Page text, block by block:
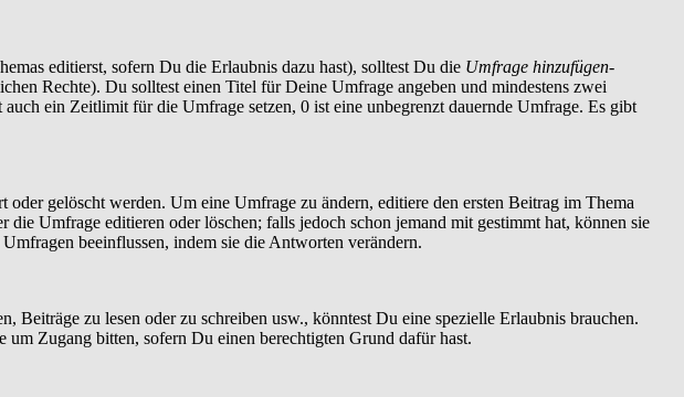
editierst, sofern Du die Erlaubnis dazu hast), solltest Du die Umfrage hinzufügen-
Rechte). Du solltest einen Titel für Deine Umfrage angeben und mindestens zwei
ein Zeitlimit für die Umfrage setzen, 0 ist eine unbegrenzt dauernde Umfrage. Es gibt
gelöscht werden. Um eine Umfrage zu ändern, editiere den ersten Beitrag im Thema
Umfrage editieren oder löschen; falls jedoch schon jemand mit gestimmt hat, können sie
beeinflussen, indem sie die Antworten verändern.
zu lesen oder zu schreiben usw., könntest Du eine spezielle Erlaubnis brauchen.
Zugang bitten, sofern Du einen berechtigten Grund dafür hast.